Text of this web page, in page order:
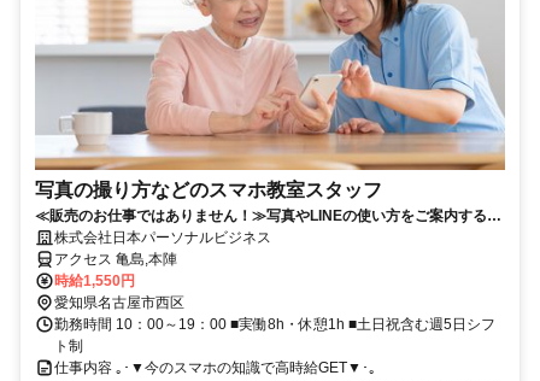
写真の撮り方などのスマホ教室スタッフ
≪販売のお仕事ではありません！≫写真やLINEの使い方をご案内するス
マホ教室◎未経験でも時給1,550円スタート！シンプルネイルOK＆研修
充実♪
株式会社日本パーソナルビジネス
アクセス 亀島,本陣
時給1,550円
愛知県名古屋市西区
勤務時間 10：00～19：00 ■実働8h・休憩1h ■土日祝含む週5日シフ
ト制
仕事内容 ｡･▼今のスマホの知識で高時給GET▼･｡